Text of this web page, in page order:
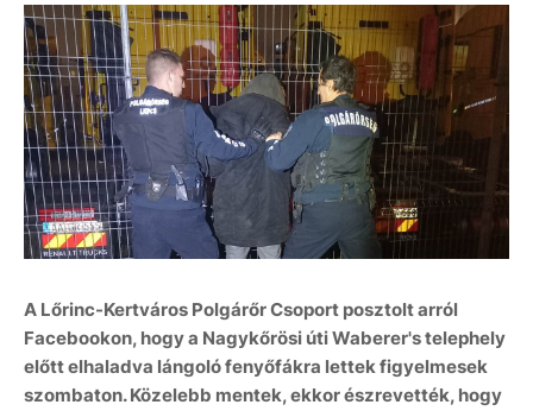
A Lőrinc-Kertváros Polgárőr Csoport posztolt arról
Facebookon, hogy a Nagykőrösi úti Waberer's telephely
előtt elhaladva lángoló fenyőfákra lettek figyelmesek
szombaton. Közelebb mentek, ekkor észrevették, hogy